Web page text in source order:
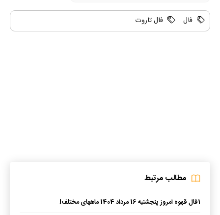
فال فال تاروت
مطالب مرتبط
1فال قهوه امروز پنجشنبه 16 مرداد 1404 ماههای مختلف!